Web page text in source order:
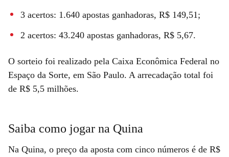
3 acertos: 1.640 apostas ganhadoras, R$ 149,51;
2 acertos: 43.240 apostas ganhadoras, R$ 5,67.
O sorteio foi realizado pela Caixa Econômica Federal no
Espaço da Sorte, em São Paulo. A arrecadação total foi
de R$ 5,5 milhões.
Saiba como jogar na Quina
Na Quina, o preço da aposta com cinco números é de R$